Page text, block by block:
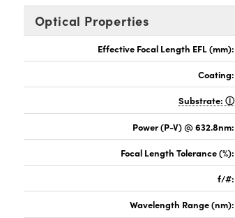
Optical Properties
Effective Focal Length EFL (mm):
Coating:
Substrate:
Power (P-V) @ 632.8nm:
Focal Length Tolerance (%):
f/#:
Wavelength Range (nm):